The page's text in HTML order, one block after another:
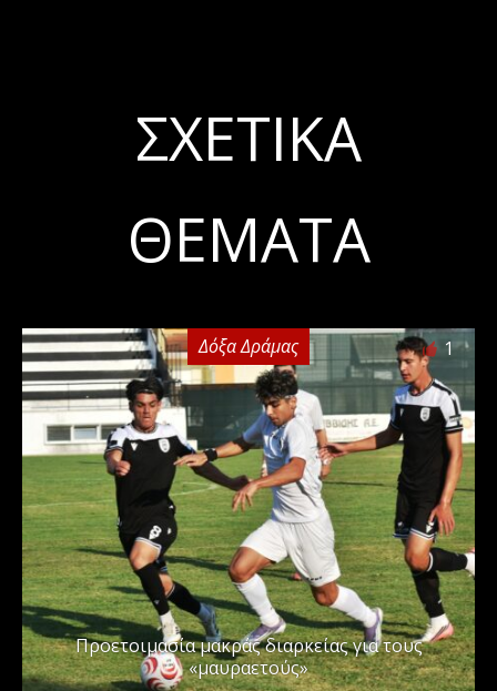
ΣΧΕΤΙΚΆ
ΘΈΜΑΤΑ
Δόξα Δράμας 1
Προετοιμασία μακράς διαρκείας για τους
«μαυραετούς»